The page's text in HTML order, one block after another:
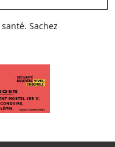
Sachez